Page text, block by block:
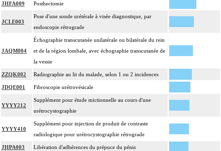
JHFA009 Posthectomie
JCLE003
Pose d'une sonde urétérale à visée diagnostique, par
endoscopie rétrograde
JAQM004
Échographie transcutanée unilatérale ou bilatérale du rein
et de la région lombale, avec échographie transcutanée de
la vessie
ZZQK002 Radiographie au lit du malade, selon 1 ou 2 incidences
JDQE001 Fibroscopie urétrovésicale
YYYY212
Supplément pour étude mictionnelle au cours d'une
urétrocystographie
YYYY410
Supplément pour injection de produit de contraste
radiologique pour urétrocystographie rétrograde
JHPA003 Libération d'adhérences du prépuce du pénis